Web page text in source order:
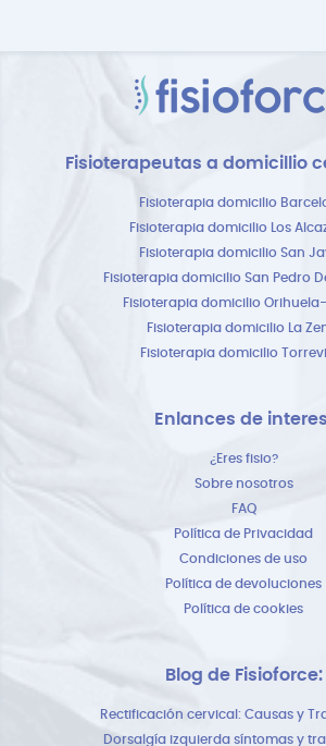
Fisioterapeutas a domicillio
Fisioterapia domicilio
Fisioterapia domicilio Los
Fisioterapia domicilio San
Fisioterapia domicilio San Pedro
Fisioterapia domicilio
Fisioterapia domicilio La
Fisioterapia domicilio
Enlances de
¿Eres fisio?
Sobre nosotros
FAQ
Política de Privacidad
Condiciones de uso
Política de devoluciones
Política de cookies
Blog de Fisioforce:
Rectificación cervical: Causas y
Dorsalgía izquierda síntomas y